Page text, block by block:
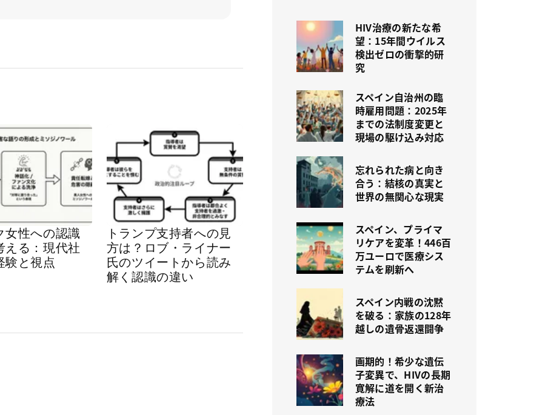
女性への認識
える：現代社
験と視点
トランプ支持者への見
方は？ロブ・ライナー
氏のツイートから読み
解く認識の違い
HIV治療の新たな希
望：15年間ウイルス
検出ゼロの衝撃的研
究
スペイン自治州の臨
時雇用問題：2025年
までの法制度変更と
現場の駆け込み対応
忘れられた病と向き
合う：結核の真実と
世界の無関心な現実
スペイン、プライマ
リケアを変革！446百
万ユーロで医療シス
テムを刷新へ
スペイン内戦の沈黙
を破る：家族の128年
越しの遺骨返還闘争
画期的！希少な遺伝
子変異で、HIVの長期
寛解に道を開く新治
療法